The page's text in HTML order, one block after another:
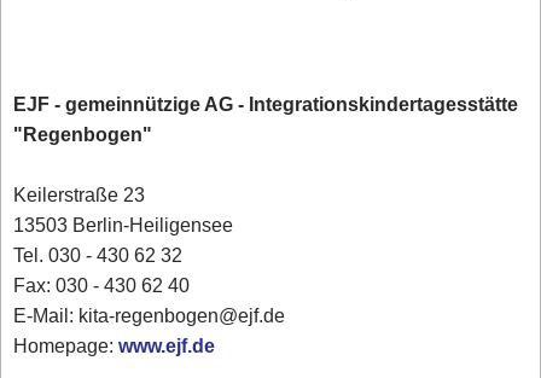
EJF - gemeinnützige AG - Integrationskindertagesstätte
"Regenbogen"
Keilerstraße 23
13503 Berlin-Heiligensee
Tel. 030 - 430 62 32
Fax: 030 - 430 62 40
E-Mail: kita-regenbogen@ejf.de
Homepage:www.ejf.de